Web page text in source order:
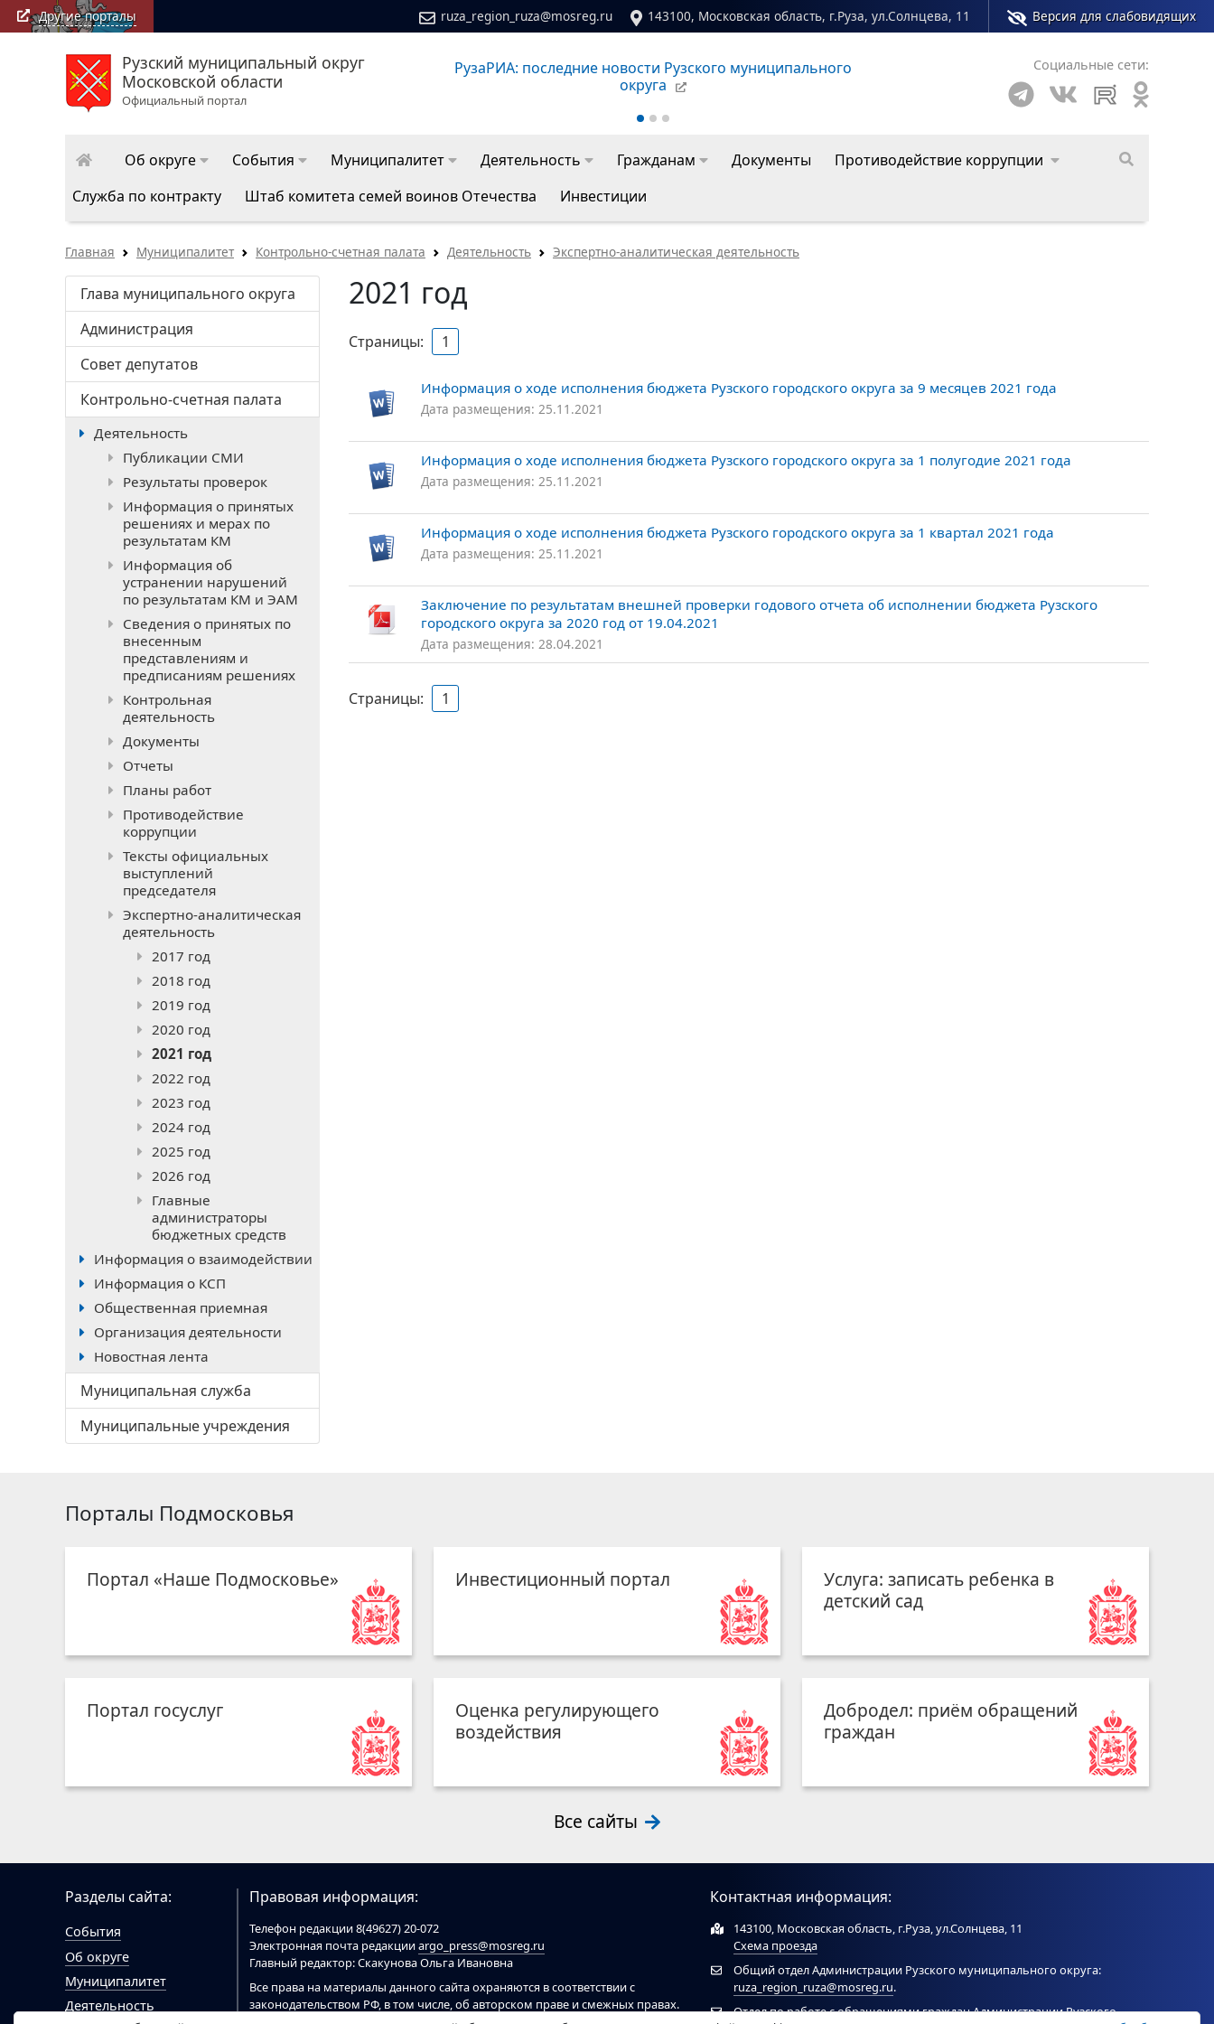
Другие порталы ruza_region_ruza@mosreg.ru 143100, Московская область, г.Руза, ул.Солнцева, 11 Версия для слабовидящих
Рузский муниципальный округ
Московской области
Официальный портал
РузаРИА: последние новости Рузского муниципального
округа
Социальные сети:
Об округе События Муниципалитет Деятельность Гражданам Документы
Противодействие коррупции
Служба по контракту
Штаб комитета семей воинов Отечества Инвестиции
Главная Муниципалитет Контрольно-счетная палата Деятельность Экспертно-аналитическая деятельность
Глава муниципального округа
Администрация
Совет депутатов
Контрольно-счетная палата
Деятельность
Публикации СМИ
Результаты проверок
Информация о принятых
решениях и мерах по
результатам КМ
Информация об
устранении нарушений
по результатам КМ и ЭАМ
Сведения о принятых по
внесенным
представлениям и
предписаниям решениях
Контрольная
деятельность
Документы
Отчеты
Планы работ
Противодействие
коррупции
Тексты официальных
выступлений
председателя
Экспертно-аналитическая
деятельность
2017 год
2018 год
2019 год
2020 год
2021 год
2022 год
2023 год
2024 год
2025 год
2026 год
Главные
администраторы
бюджетных средств
Информация о взаимодействии
Информация о КСП
Общественная приемная
Организация деятельности
Новостная лента
Муниципальная служба
Муниципальные учреждения
2021 год
Страницы: 1
Информация о ходе исполнения бюджета Рузского городского округа за 9 месяцев 2021 года
Дата размещения: 25.11.2021
Информация о ходе исполнения бюджета Рузского городского округа за 1 полугодие 2021 года
Дата размещения: 25.11.2021
Информация о ходе исполнения бюджета Рузского городского округа за 1 квартал 2021 года
Дата размещения: 25.11.2021
Заключение по результатам внешней проверки годового отчета об исполнении бюджета Рузского
городского округа за 2020 год от 19.04.2021
Дата размещения: 28.04.2021
Страницы: 1
Порталы Подмосковья
Портал «Наше Подмосковье» Инвестиционный портал
Услуга: записать ребенка в
детский сад
Портал госуслуг
Оценка регулирующего
воздействия
Добродел: приём обращений
граждан
Все сайты
Разделы сайта:
События
Об округе
Муниципалитет
Деятельность
Правовая информация:
Телефон редакции 8(49627) 20-072
Электронная почта редакцииargo_press@mosreg.ru
Главный редактор: Скакунова Ольга Ивановна
Все права на материалы данного сайта охраняются в соответствии с
законодательством РФ, в том числе, об авторском праве и смежных правах.
Контактная информация:
143100, Московская область, г.Руза, ул.Солнцева, 11
Схема проезда
Общий отдел Администрации Рузского муниципального округа:
ruza_region_ruza@mosreg.ru.
Отдел по работе с обращениями граждан Администрации Рузского